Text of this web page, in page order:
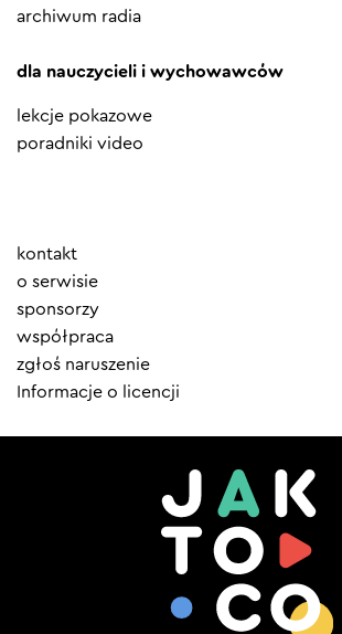
archiwum radia
dla nauczycieli i wychowawców
lekcje pokazowe
poradniki video
Element
menu
kontakt
o serwisie
sponsorzy
współpraca
zgłoś naruszenie
Informacje o licencji